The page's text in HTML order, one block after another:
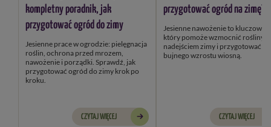
kompletny poradnik, jak
przygotować ogród do zimy
Jesienne prace w ogrodzie: pielęgnacja
roślin, ochrona przed mrozem,
nawożenie i porządki. Sprawdź, jak
przygotować ogród do zimy krok po
kroku.
CZYTAJ WIĘCEJ
przygotować ogród na zimę?
Jesienne nawożenie to kluczowy
który pomoże wzmocnić rośliny przed
nadejściem zimy i przygotować je
bujnego wzrostu wiosną.
CZYTAJ WIĘCEJ